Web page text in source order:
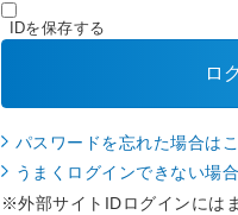
IDを保存する
ロ
パスワードを忘れた場合は
うまくログインできない場
※外部サイトIDログインには